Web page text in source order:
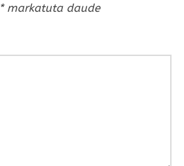
*markatuta daude